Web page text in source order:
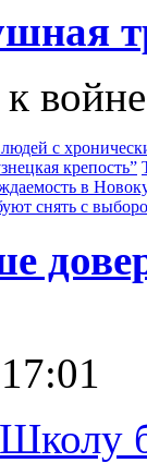
с
крепость”
в
снять с